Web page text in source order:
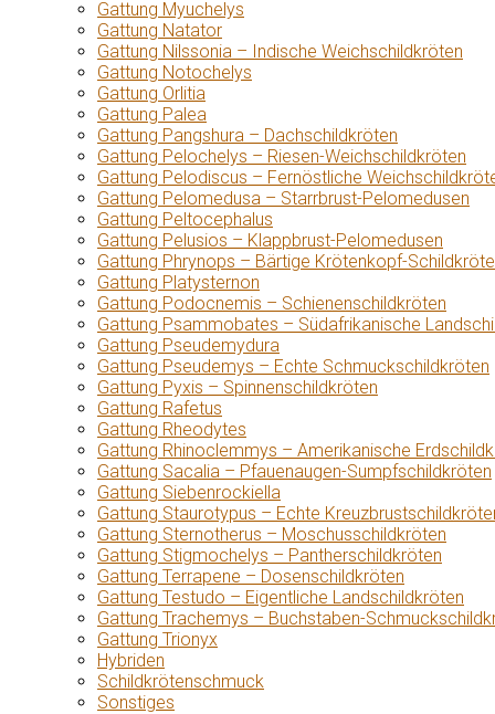
Gattung Myuchelys
Gattung Natator
Gattung Nilssonia – Indische Weichschildkröten
Gattung Notochelys
Gattung Orlitia
Gattung Palea
Gattung Pangshura – Dachschildkröten
Gattung Pelochelys – Riesen-Weichschildkröten
Gattung Pelodiscus – Fernöstliche
Gattung Pelomedusa – Starrbrust-Pelomedusen
Gattung Peltocephalus
Gattung Pelusios – Klappbrust-Pelomedusen
Gattung Phrynops – Bärtige Krötenkopf-
Gattung Platysternon
Gattung Podocnemis – Schienenschildkröten
Gattung Psammobates – Südafrikanische
Gattung Pseudemydura
Gattung Pseudemys – Echte Schmuckschildkröten
Gattung Pyxis – Spinnenschildkröten
Gattung Rafetus
Gattung Rheodytes
Gattung Rhinoclemmys – Amerikanische
Gattung Sacalia – Pfauenaugen-Sumpfschildkröten
Gattung Siebenrockiella
Gattung Staurotypus – Echte
Gattung Sternotherus – Moschusschildkröten
Gattung Stigmochelys – Pantherschildkröten
Gattung Terrapene – Dosenschildkröten
Gattung Testudo – Eigentliche Landschildkröten
Gattung Trachemys – Buchstaben-
Gattung Trionyx
Hybriden
Schildkrötenschmuck
Sonstiges